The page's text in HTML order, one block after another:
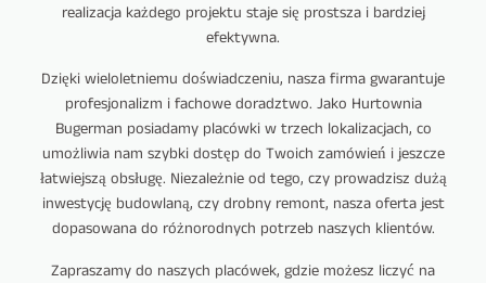
realizacja każdego projektu staje się prostsza i bardziej
efektywna.
Dzięki wieloletniemu doświadczeniu, nasza firma gwarantuje
profesjonalizm i fachowe doradztwo. Jako Hurtownia
Bugerman posiadamy placówki w trzech lokalizacjach, co
umożliwia nam szybki dostęp do Twoich zamówień i jeszcze
łatwiejszą obsługę. Niezależnie od tego, czy prowadzisz dużą
inwestycję budowlaną, czy drobny remont, nasza oferta jest
dopasowana do różnorodnych potrzeb naszych klientów.
Zapraszamy do naszych placówek, gdzie możesz liczyć na